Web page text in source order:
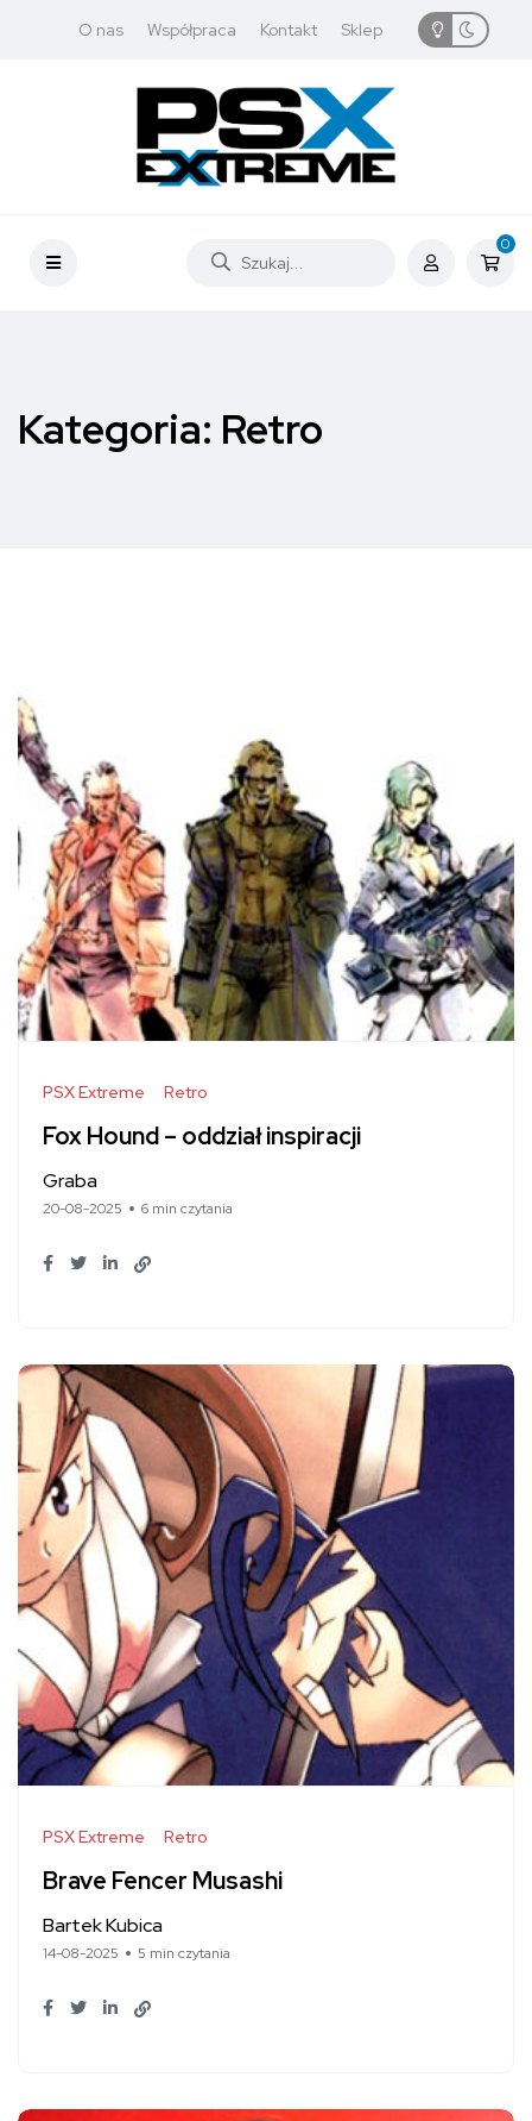
O nas Współpraca Kontakt Sklep
0
Kategoria: Retro
PSX Extreme Retro
Fox Hound – oddział inspiracji
Graba
20-08-2025 6 min czytania
PSX Extreme Retro
Brave Fencer Musashi
Bartek Kubica
14-08-2025 5 min czytania